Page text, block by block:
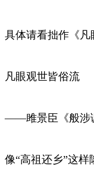
具体请看拙作《凡
凡眼观世皆俗流
——雎景臣《般涉
像“高祖还乡”这